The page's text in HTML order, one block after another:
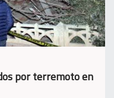
por terremoto en